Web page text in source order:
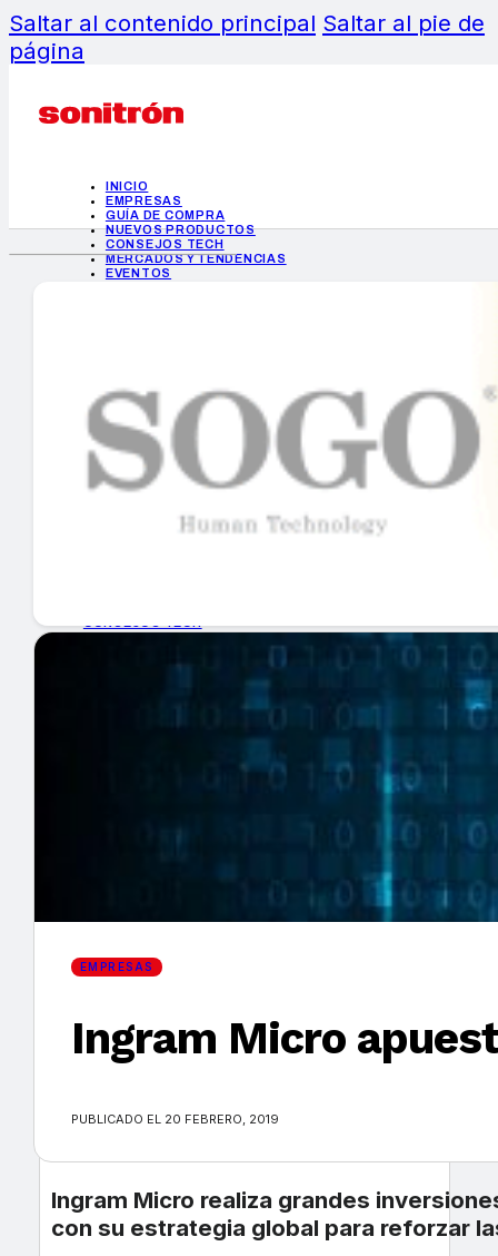
Saltar al contenido principal Saltar al pie de
página
INICIO
EMPRESAS
GUÍA DE COMPRA
NUEVOS PRODUCTOS
CONSEJOS TECH
MERCADOS Y TENDENCIAS
EVENTOS
INICIO
EMPRESAS
GUÍA DE COMPRA
Encuentra tu noticia
EMPRESAS
Ingram Micro
PUBLICADO EL 20 FEBRERO, 2019
Ingram Micro realiza grandes
con su estrategia global para reforzar